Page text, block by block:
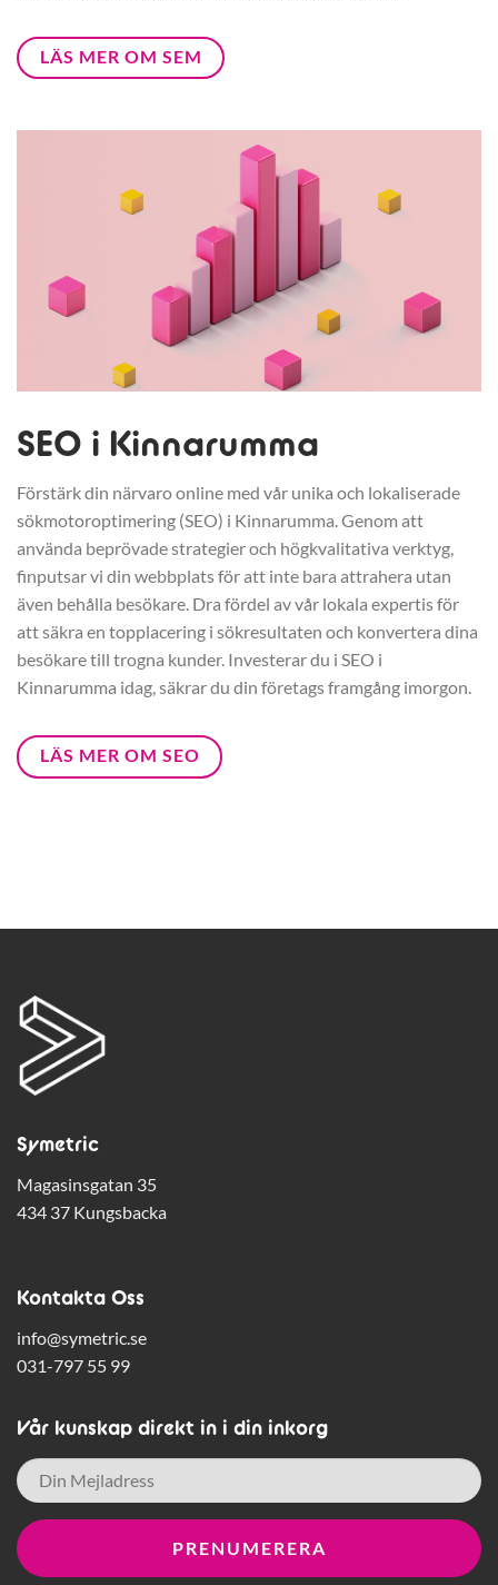
LÄS MER OM SEM
SEO i Kinnarumma
Förstärk din närvaro online med vår unika och lokaliserade
sökmotoroptimering (SEO) i Kinnarumma. Genom att
använda beprövade strategier och högkvalitativa verktyg,
finputsar vi din webbplats för att inte bara attrahera utan
även behålla besökare. Dra fördel av vår lokala expertis för
att säkra en topplacering i sökresultaten och konvertera dina
besökare till trogna kunder. Investerar du i SEO i
Kinnarumma idag, säkrar du din företags framgång imorgon.
LÄS MER OM SEO
Symetric
Magasinsgatan 35
434 37 Kungsbacka
Kontakta Oss
info@symetric.se
031-797 55 99
Vår kunskap direkt in i din inkorg
E-
post *